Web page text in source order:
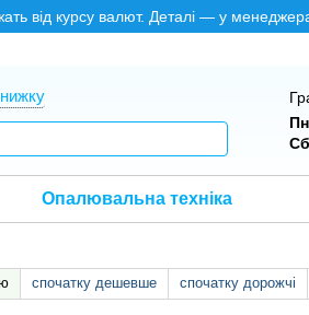
від курсу валют. Деталі — у
Опалювальна техніка
спочатку дешевше спочатку дорожчі